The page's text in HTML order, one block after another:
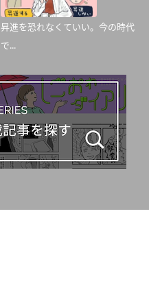
昇進を恐れなくていい。今の時代
で...